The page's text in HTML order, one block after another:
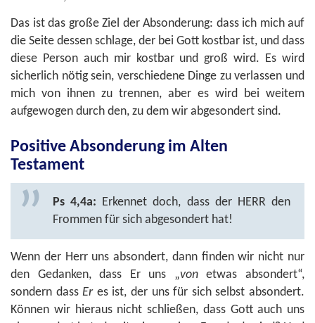
Das ist das große Ziel der Absonderung: dass ich mich auf
die Seite dessen schlage, der bei Gott kostbar ist, und dass
diese Person auch mir kostbar und groß wird. Es wird
sicherlich nötig sein, verschiedene Dinge zu verlassen und
mich von ihnen zu trennen, aber es wird bei weitem
aufgewogen durch den, zu dem wir abgesondert sind.
Positive Absonderung im Alten
Testament
Ps 4,4a: Erkennet doch, dass der HERR den
Frommen für sich abgesondert hat!
Wenn der Herr uns absondert, dann finden wir nicht nur
den Gedanken, dass Er uns „vonetwas absondert“,
sondern dassEres ist, der uns für sich selbst absondert.
Können wir hieraus nicht schließen, dass Gott auch uns